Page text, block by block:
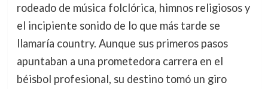
rodeado de música folclórica, himnos religiosos y
el incipiente sonido de lo que más tarde se
llamaría country. Aunque sus primeros pasos
apuntaban a una prometedora carrera en el
béisbol profesional, su destino tomó un giro